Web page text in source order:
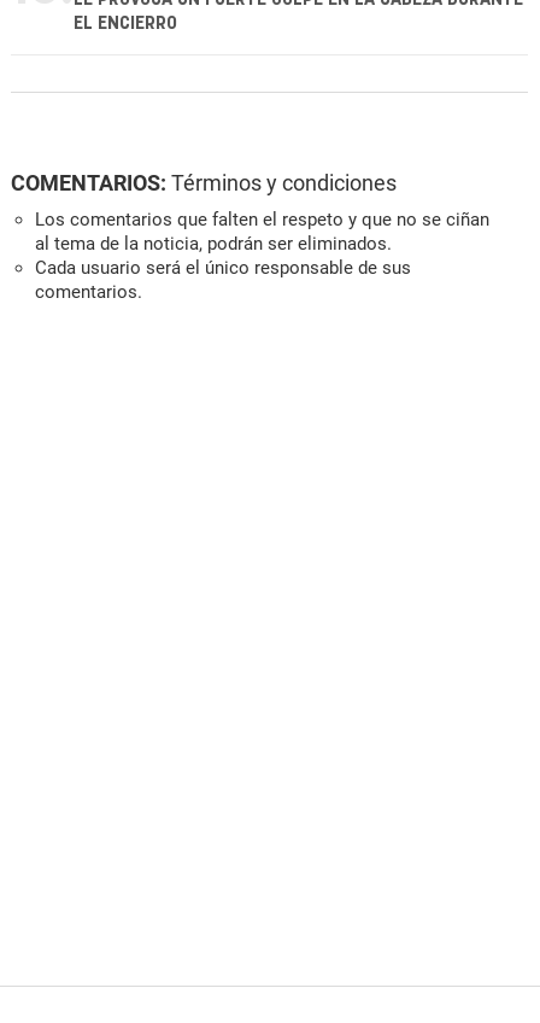
EL ENCIERRO
COMENTARIOS: Términos y condiciones
Los comentarios que falten el respeto y que no se ciñan
al tema de la noticia, podrán ser eliminados.
Cada usuario será el único responsable de sus
comentarios.